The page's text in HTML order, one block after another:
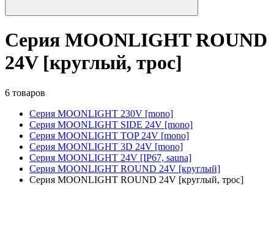
Серия MOONLIGHT ROUND
24V [круглый, трос]
6 товаров
Серия MOONLIGHT 230V [mono]
Серия MOONLIGHT SIDE 24V [mono]
Серия MOONLIGHT TOP 24V [mono]
Серия MOONLIGHT 3D 24V [mono]
Серия MOONLIGHT 24V [IP67, sauna]
Серия MOONLIGHT ROUND 24V [круглый]
Серия MOONLIGHT ROUND 24V [круглый, трос]